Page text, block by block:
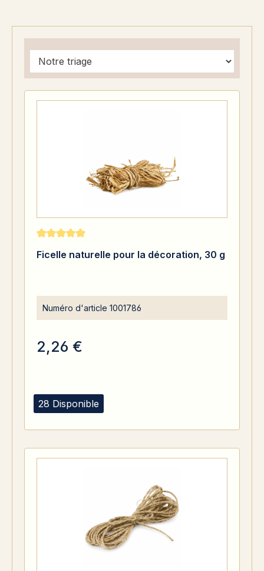
28 Disponible
Note moyenne de 5 sur 5 étoiles
Ficelle naturelle pour la décoration, 30 g
Numéro d'article 1001786
2,26 €